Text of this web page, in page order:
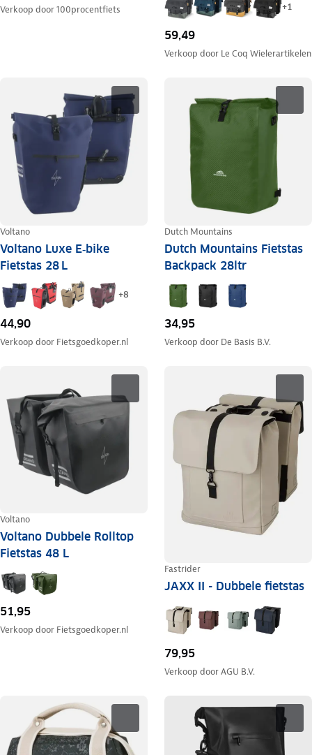
Verkoop door100procentfiets +1
59,49
Verkoop door Le Coq Wielerartikelen
Voltano
Voltano Luxe E‑bike
Fietstas 28 L
+8
44,90
Verkoop door Fietsgoedkoper.nl
Dutch Mountains
Dutch Mountains Fietstas
Backpack 28ltr
34,95
Verkoop door De Basis B.V.
Voltano
Voltano Dubbele Rolltop
Fietstas 48 L
51,95
Verkoop door Fietsgoedkoper.nl
Fastrider
JAXX II - Dubbele fietstas
79,95
Verkoop doorAGU B.V.